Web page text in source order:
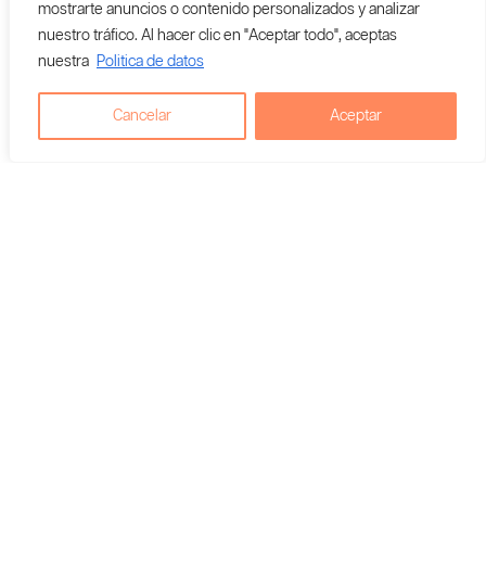
mostrarte anuncios o contenido personalizados y analizar
nuestro tráfico. Al hacer clic en "Aceptar todo", aceptas
nuestra Politica de datos
Cancelar Aceptar